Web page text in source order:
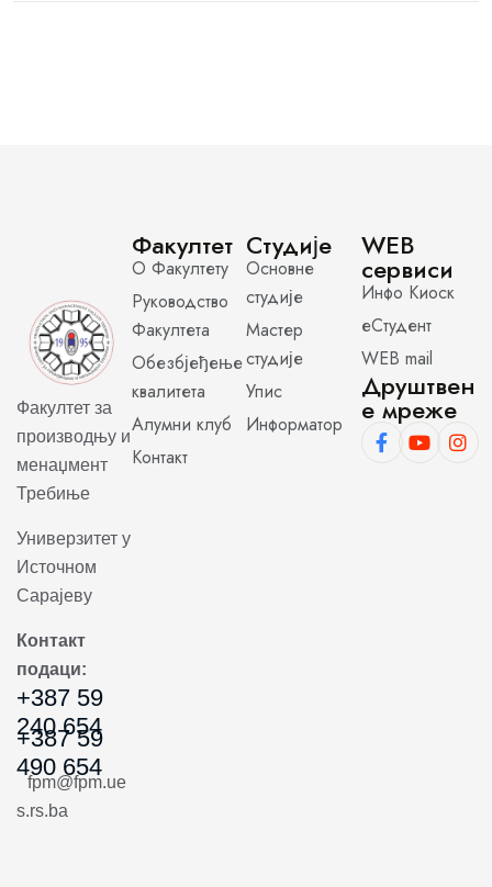
Факултет за
производњу и
менаџмент
Требиње
Универзитет у
Источном
Сарајеву
Контакт
подаци:
+387 59
240 654
+387 59
490 654
fpm@fpm.ue
s.rs.ba
Факултет
О Факултету
Руководство
Факултета
Обезбјеђење
квалитета
Алумни клуб
Контакт
Студије
Основне
студије
Мастер
студије
Упис
Информатор
WEB
сервиси
Инфо Киоск
еСтудент
WEB mail
Друштвен
е мреже